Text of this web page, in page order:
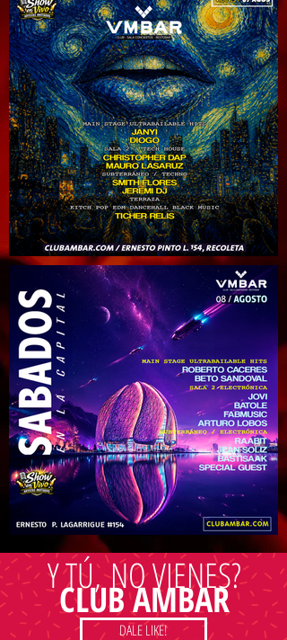
Y TÚ, NO VIENES?
CLUB AMBAR
DALE LIKE!